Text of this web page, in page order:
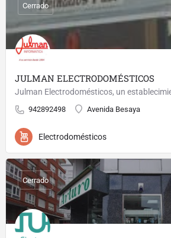
JULMAN ELECTRODOMÉSTICOS
942892498 Avenida Besaya
Cerrado
Electrodomésticos
Cerrado